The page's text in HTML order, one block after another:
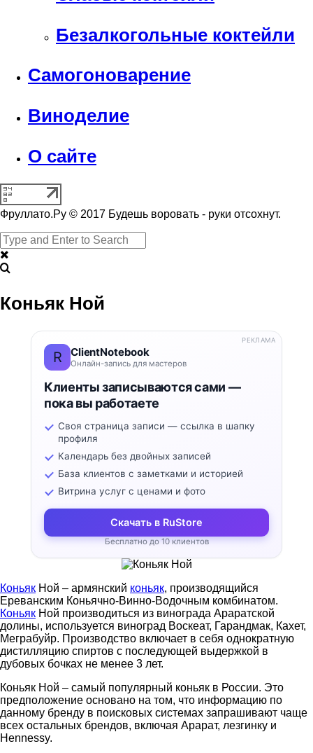
Безалкогольные коктейли
Самогоноварение
Виноделие
О сайте
Фруллато.Ру © 2017 Будешь воровать - руки отсохнут.
Коньяк Ной
R ClientNotebook
Онлайн-запись для мастеров
Клиенты записываются сами —
пока вы работаете
Своя страница записи — ссылка в шапку
профиля
Календарь без двойных записей
База клиентов с заметками и историей
Витрина услуг с ценами и фото
Скачать в RuStore
Бесплатно до 10 клиентов
РЕКЛАМА
Коньяк Ной – армянский коньяк, производящийся
Ереванским Коньячно-Винно-Водочным комбинатом.
Коньяк Ной производиться из винограда Араратской
долины, используется виноград Воскеат, Гарандмак, Кахет,
Меграбуйр. Производство включает в себя однократную
дистилляцию спиртов с последующей выдержкой в
дубовых бочках не менее 3 лет.
Коньяк Ной – самый популярный коньяк в России. Это
предположение основано на том, что информацию по
данному бренду в поисковых системах запрашивают чаще
всех остальных брендов, включая Арарат, лезгинку и
Hennessy.